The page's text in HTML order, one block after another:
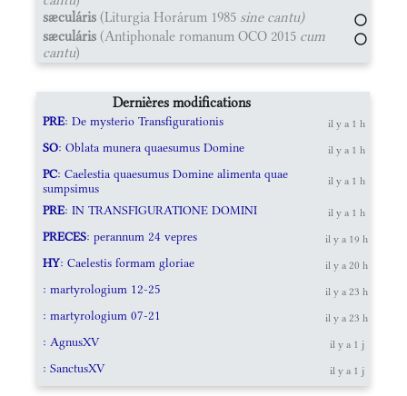
sæculáris (Liturgia Horárum 1985 sine cantu)
sæculáris (Antiphonale romanum OCO 2015 cum
cantu)
Dernières modifications
PRE: De mysterio Transfigurationis il y a 1 h
SO: Oblata munera quaesumus Domine il y a 1 h
PC: Caelestia quaesumus Domine alimenta quae
sumpsimus
il y a 1 h
PRE: IN TRANSFIGURATIONE DOMINI il y a 1 h
PRECES: perannum 24 vepres il y a 19 h
HY: Caelestis formam gloriae il y a 20 h
: martyrologium 12-25 il y a 23 h
: martyrologium 07-21 il y a 23 h
: AgnusXV il y a 1 j
: SanctusXV il y a 1 j